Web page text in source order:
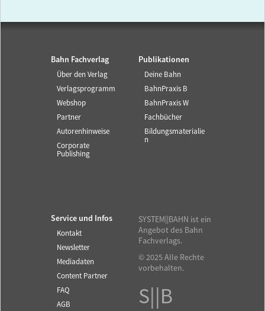
Bahn Fachverlag
Über den Verlag
Verlagsprogramm
Webshop
Partner
Autorenhinweise
Corporate
Publishing
Publikationen
Deine Bahn
BahnPraxis B
BahnPraxis W
Fachbücher
Bildungsmaterialie
n
Service und Infos
Kontakt
Newsletter
Mediadaten
Content Partner
FAQ
AGB
SYSTEM||BAHN ist ein
Angebot des Bahn
Fachverlags.
© 2025 Alle Rechte
vorbehalten.
S||B